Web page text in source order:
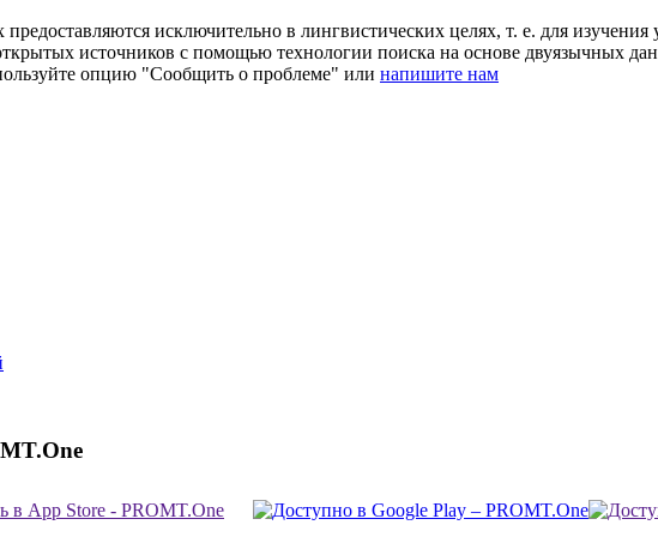
исключительно в лингвистических целях, т. е. для
источников с помощью технологии поиска на основе двуязычных
опцию "Сообщить о проблеме" или напишите нам